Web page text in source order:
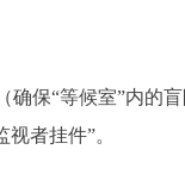
保“等候室”内的
者挂件”。